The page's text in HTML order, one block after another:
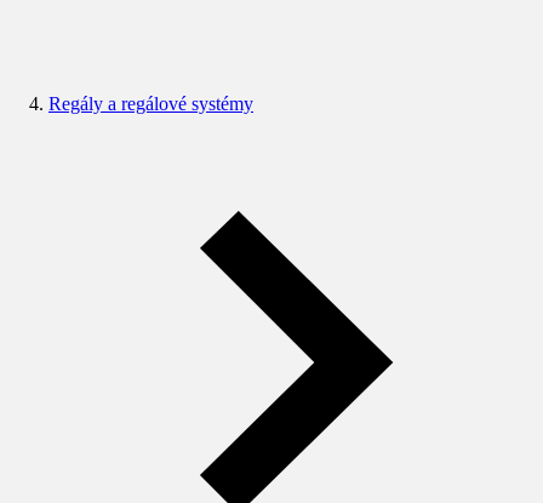
Regály a regálové systémy